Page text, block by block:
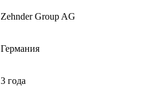
Zehnder Group AG
Германия
3 года